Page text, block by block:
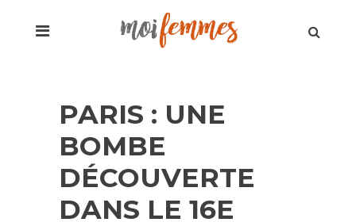
PARIS : UNE
BOMBE
DÉCOUVERTE
DANS LE 16E